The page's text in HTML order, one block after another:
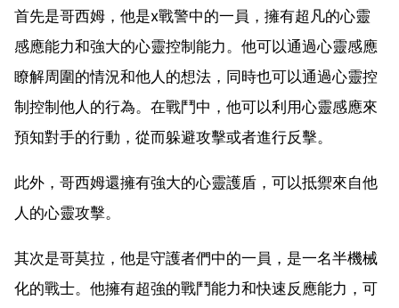
首先是哥西姆，他是x戰警中的一員，擁有超凡的心靈
感應能力和強大的心靈控制能力。他可以通過心靈感應
瞭解周圍的情況和他人的想法，同時也可以通過心靈控
制控制他人的行為。在戰鬥中，他可以利用心靈感應來
預知對手的行動，從而躲避攻擊或者進行反擊。
此外，哥西姆還擁有強大的心靈護盾，可以抵禦來自他
人的心靈攻擊。
其次是哥莫拉，他是守護者們中的一員，是一名半機械
化的戰士。他擁有超強的戰鬥能力和快速反應能力，可